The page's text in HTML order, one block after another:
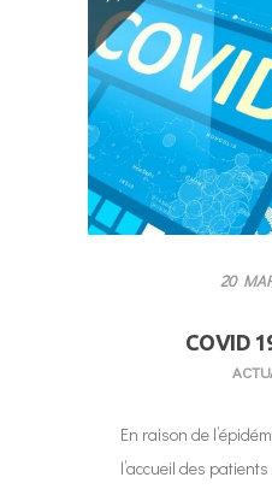
20
COVID
En raison de
l’accueil des